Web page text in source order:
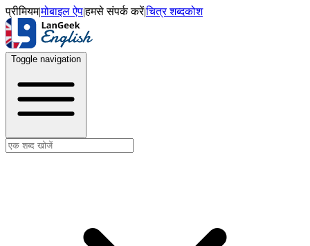
प्रीमियम|मोबाइल ऐप|हमसे संपर्क करें|चित्र शब्दकोश
Toggle navigation